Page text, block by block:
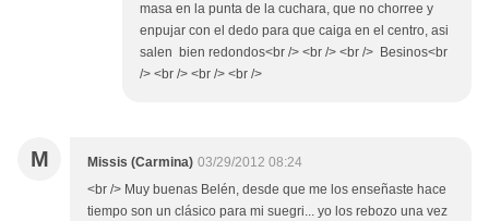
masa en la punta de la cuchara, que no chorree y
enpujar con el dedo para que caiga en el centro, asi
salen bien redondos<br /> <br /> <br /> Besinos<br
/> <br /> <br /> <br />
M Missis (Carmina) 03/29/2012 08:24
<br /> Muy buenas Belén, desde que me los enseñaste hace
tiempo son un clásico para mi suegri... yo los rebozo una vez